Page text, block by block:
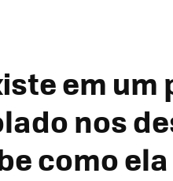
em um
nos
como